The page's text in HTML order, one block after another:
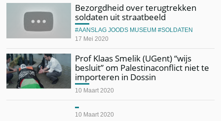
Bezorgdheid over terugtrekken
soldaten uit straatbeeld
17 Mei 2020
AANSLAG JOODS MUSEUM SOLDATEN
Prof Klaas Smelik (UGent) “wijs
besluit” om Palestinaconflict niet te
importeren in Dossin
10 Maart 2020
10 Maart 2020